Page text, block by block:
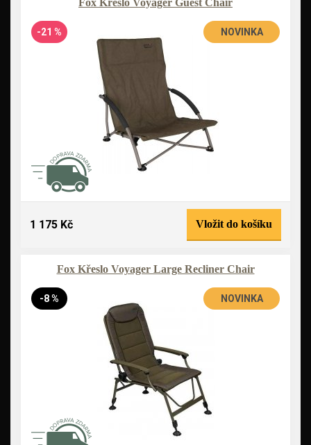
Fox Křeslo Voyager Guest Chair
-21 % NOVINKA
1 175 Kč Vložit do košíku
Fox Křeslo Voyager Large Recliner Chair
-8 % NOVINKA